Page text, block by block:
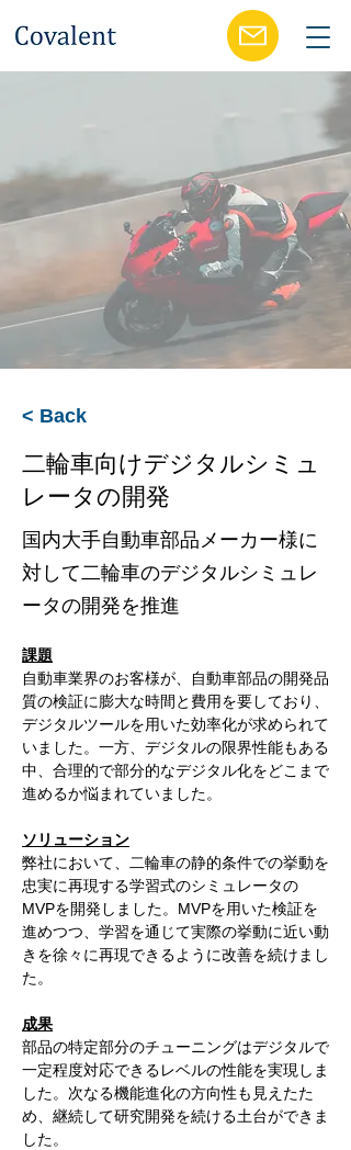
< Back
二輪車向けデジタルシミュ
レータの開発
国内大手自動車部品メーカー様に
対して二輪車のデジタルシミュレ
ータの開発を推進
課題
自動車業界のお客様が、自動車部品の開発品
質の検証に膨大な時間と費用を要しており、
デジタルツールを用いた効率化が求められて
いました。一方、デジタルの限界性能もある
中、合理的で部分的なデジタル化をどこまで
進めるか悩まれていました。
ソリューション
弊社において、二輪車の静的条件での挙動を
忠実に再現する学習式のシミュレータの
MVPを開発しました。MVPを用いた検証を
進めつつ、学習を通じて実際の挙動に近い動
きを徐々に再現できるように改善を続けまし
た。
成果
部品の特定部分のチューニングはデジタルで
一定程度対応できるレベルの性能を実現しま
した。次なる機能進化の方向性も見えたた
め、継続して研究開発を続ける土台ができま
した。